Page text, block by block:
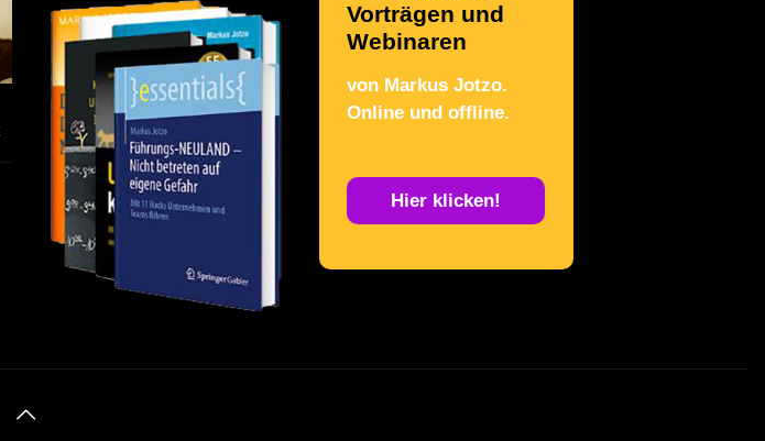
Vorträgen und
Webinaren
von Markus Jotzo.
Online und offline.
Hier klicken!